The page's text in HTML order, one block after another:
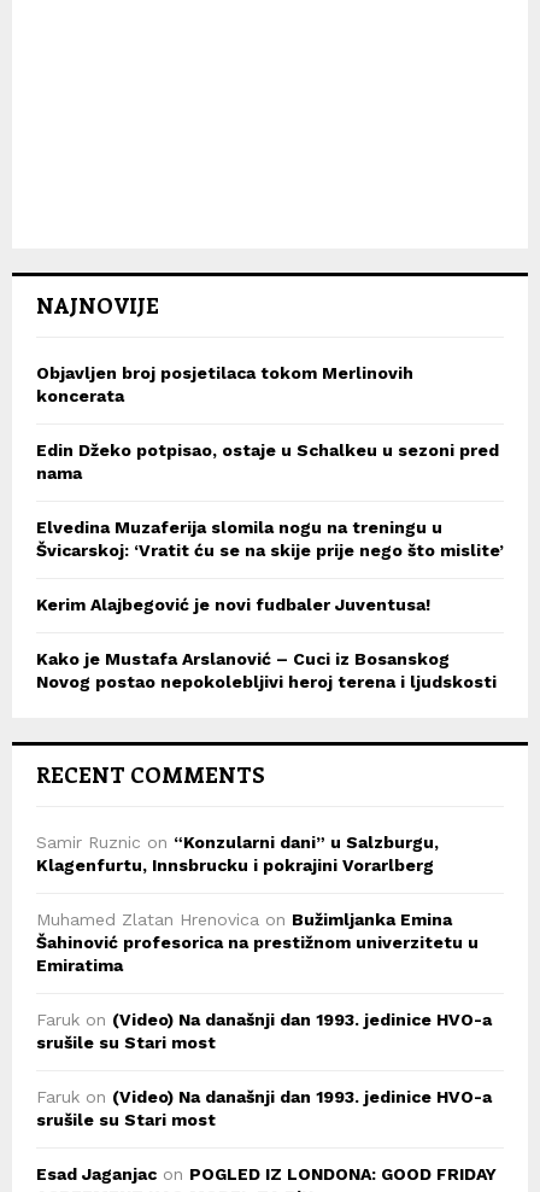
NAJNOVIJE
Objavljen broj posjetilaca tokom Merlinovih
koncerata
Edin Džeko potpisao, ostaje u Schalkeu u sezoni pred
nama
Elvedina Muzaferija slomila nogu na treningu u
Švicarskoj: ‘Vratit ću se na skije prije nego što mislite’
Kerim Alajbegović je novi fudbaler Juventusa!
Kako je Mustafa Arslanović – Cuci iz Bosanskog
Novog postao nepokolebljivi heroj terena i ljudskosti
RECENT COMMENTS
Samir Ruznic on “Konzularni dani” u Salzburgu,
Klagenfurtu, Innsbrucku i pokrajini Vorarlberg
Muhamed Zlatan Hrenovica on Bužimljanka Emina
Šahinović profesorica na prestižnom univerzitetu u
Emiratima
Faruk on (Video) Na današnji dan 1993. jedinice HVO-a
srušile su Stari most
Faruk on (Video) Na današnji dan 1993. jedinice HVO-a
srušile su Stari most
Esad Jaganjac on POGLED IZ LONDONA: GOOD FRIDAY